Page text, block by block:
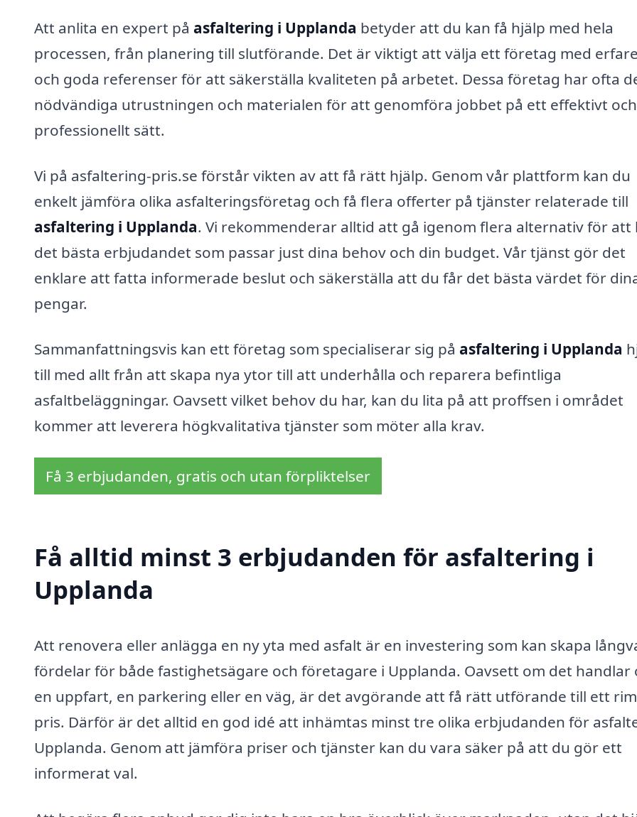
Att anlita en expert på asfaltering i Upplanda betyder att du kan få hjälp med hela
processen, från planering till slutförande. Det är viktigt att välja ett företag med
och goda referenser för att säkerställa kvaliteten på arbetet. Dessa företag har ofta
nödvändiga utrustningen och materialen för att genomföra jobbet på ett effektivt och
professionellt sätt.
Vi på asfaltering-pris.se förstår vikten av att få rätt hjälp. Genom vår plattform kan du
enkelt jämföra olika asfalteringsföretag och få flera offerter på tjänster relaterade till
asfaltering i Upplanda. Vi rekommenderar alltid att gå igenom flera alternativ för att
det bästa erbjudandet som passar just dina behov och din budget. Vår tjänst gör det
enklare att fatta informerade beslut och säkerställa att du får det bästa värdet för
pengar.
Sammanfattningsvis kan ett företag som specialiserar sig på asfaltering i Upplanda
till med allt från att skapa nya ytor till att underhålla och reparera befintliga
asfaltbeläggningar. Oavsett vilket behov du har, kan du lita på att proffsen i området
kommer att leverera högkvalitativa tjänster som möter alla krav.
Få 3 erbjudanden, gratis och utan förpliktelser
Få alltid minst 3 erbjudanden för asfaltering i
Upplanda
Att renovera eller anlägga en ny yta med asfalt är en investering som kan skapa
fördelar för både fastighetsägare och företagare i Upplanda. Oavsett om det handlar
en uppfart, en parkering eller en väg, är det avgörande att få rätt utförande till ett
pris. Därför är det alltid en god idé att inhämtas minst tre olika erbjudanden för
Upplanda. Genom att jämföra priser och tjänster kan du vara säker på att du gör ett
informerat val.